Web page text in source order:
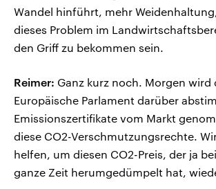
Wandel hinführt, mehr
dieses Problem im
den Griff zu bekommen sein.
Reimer: Ganz kurz noch. Morgen wird
Europäische Parlament darüber
Emissionszertifikate vom Markt
diese CO2-Verschmutzungsrechte.
helfen, um diesen CO2-Preis, der ja
ganze Zeit herumgedümpelt hat,